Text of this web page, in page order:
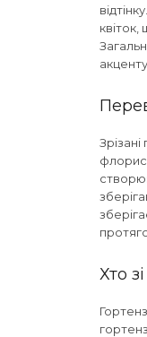
акценту.
Хто